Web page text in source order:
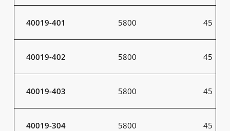
40019-401 5800 45
40019-402 5800 45
40019-403 5800 45
40019-304 5800 45